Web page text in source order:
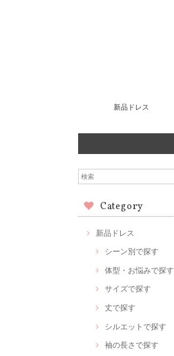
新品ドレス
Category
新品ドレス
シーン別で探す
体型・お悩みで探す
サイズで探す
丈で探す
シルエットで探す
袖の長さで探す